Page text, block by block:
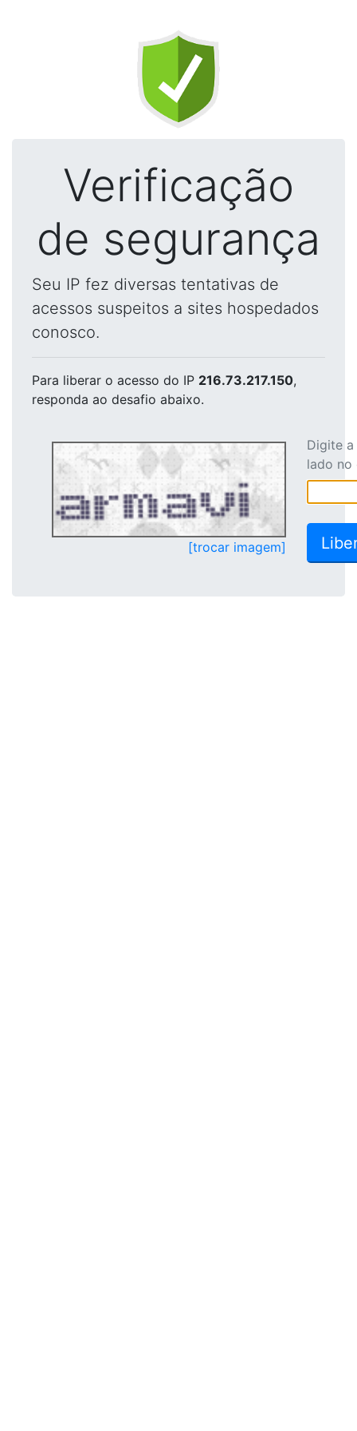
Verificação
de segurança
Seu IP fez diversas tentativas de
acessos suspeitos a sites hospedados
conosco.
Para liberar o acesso do IP 216.73.217.150,
responda ao desafio abaixo.
[trocar imagem]
Digite
lado no